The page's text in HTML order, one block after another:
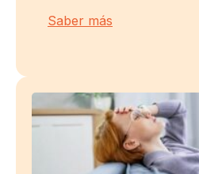
Saber más